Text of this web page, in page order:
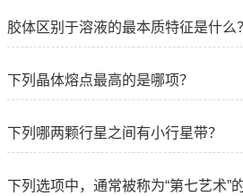
胶体区别于溶液的最本质特征是什么？
下列晶体熔点最高的是哪项？
下列哪两颗行星之间有小行星带？
下列选项中，通常被称为“第七艺术”